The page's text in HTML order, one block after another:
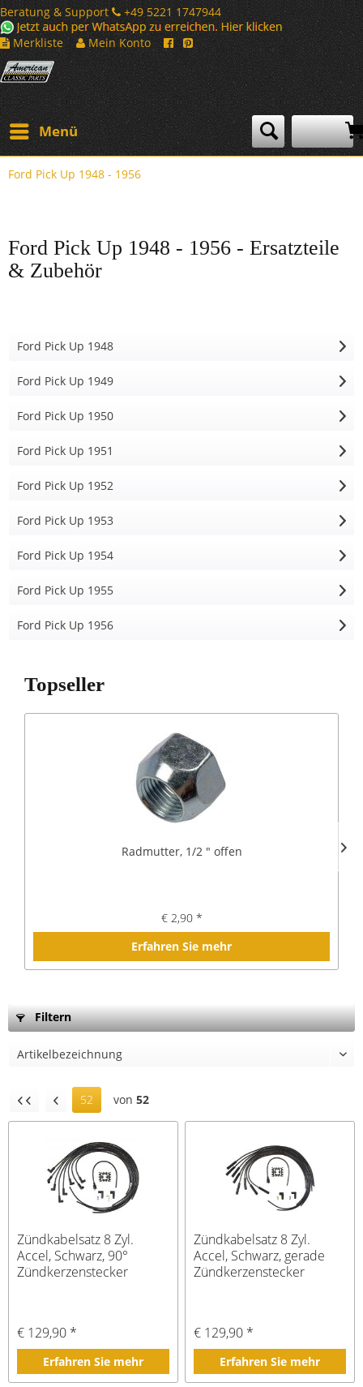
Beratung & Support
+49 5221 1747944
Merkliste
Mein Konto
Menü
Ford Pick Up 1948 - 1956
Ford Pick Up 1948 - 1956 - Ersatzteile
& Zubehör
Ford Pick Up 1948
Ford Pick Up 1949
Ford Pick Up 1950
Ford Pick Up 1951
Ford Pick Up 1952
Ford Pick Up 1953
Ford Pick Up 1954
Ford Pick Up 1955
Ford Pick Up 1956
Topseller
Radmutter, 1/2 " offen
€ 2,90 *
Erfahren Sie mehr
Filtern
52 von 52
Zündkabelsatz 8 Zyl.
Accel, Schwarz, 90°
Zündkerzenstecker
€ 129,90 *
Erfahren Sie mehr
Zündkabelsatz 8 Zyl.
Accel, Schwarz, gerade
Zündkerzenstecker
€ 129,90 *
Erfahren Sie mehr